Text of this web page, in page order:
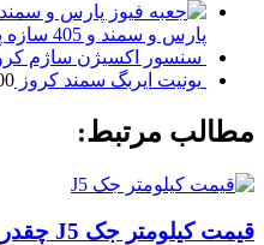
پارس و سمند و 405 سازه پویش
سنسور اکسیژن ساژم
یونیت ایربگ سمند کروز
مطالب مرتبط:
قیمت کیلومتر جک J5 چقدر است؟